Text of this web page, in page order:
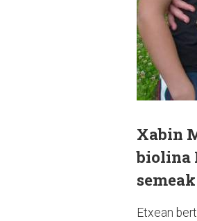
Xabin
biolina
Etxean